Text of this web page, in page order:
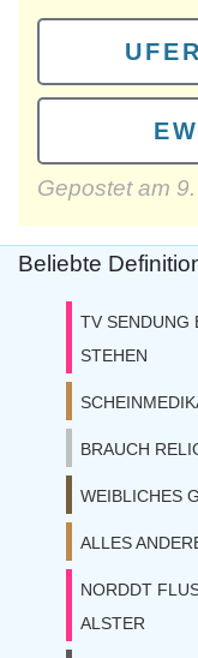
Gepostet am
Beliebte
TV SENDUNG
STEHEN
BRAUCH
WEIBLICHES
ALLES
NORDDT
ALSTER